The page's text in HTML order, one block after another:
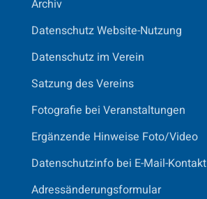
Archiv
Datenschutz Website-Nutzung
Datenschutz im Verein
Satzung des Vereins
Fotografie bei Veranstaltungen
Ergänzende Hinweise Foto/Video
Datenschutzinfo bei E-Mail-Kontakt
Adressänderungsformular